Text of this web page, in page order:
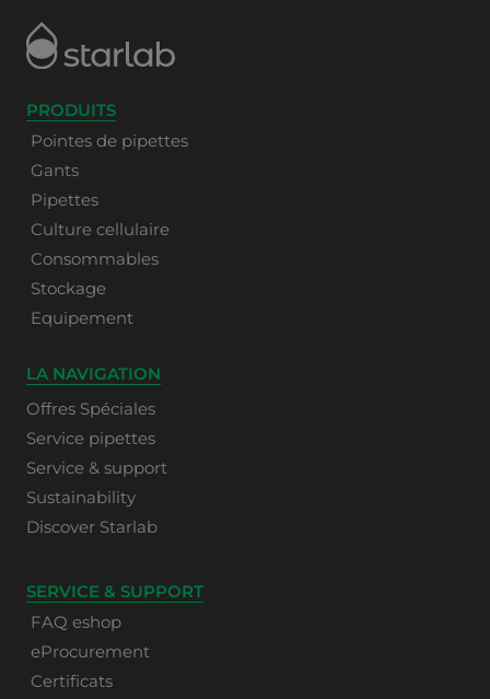
PRODUITS
Pointes de pipettes
Gants
Pipettes
Culture cellulaire
Consommables
Stockage
Equipement
LA NAVIGATION
Offres Spéciales
Service pipettes
Service & support
Sustainability
Discover Starlab
SERVICE & SUPPORT
FAQ eshop
eProcurement
Certificats